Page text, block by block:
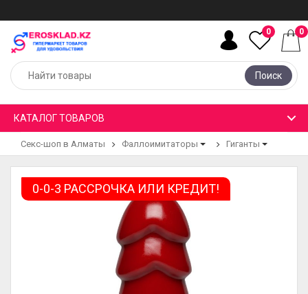
Поиск
0 0
КАТАЛОГ ТОВАРОВ
Секс-шоп в Алматы Фаллоимитаторы Гиганты
0-0-3 РАССРОЧКА ИЛИ КРЕДИТ!